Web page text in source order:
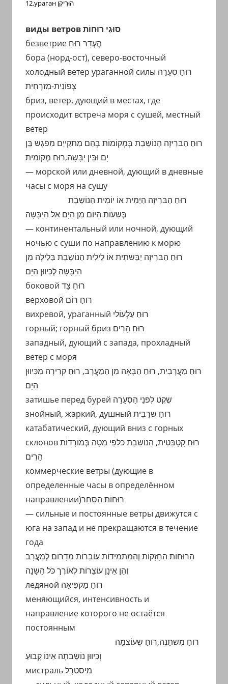
12.ураган הוּרִיקָן
виды ветров סוּגֵי רוּחוֹת
безветрие הֶעְדֵר רוּחַ
бора (норд-ост), северо-восточный
холодный ветер ураганной силы רוּחַ סְעָרָה
צְפוֹנִית-מִזרָחִית
бриз, ветер, дующий в местах, где
происходит встреча моря с сушей, местный
ветер
רוּחַ הַבּרִיזָה הַנוֹשֵבֵת בְּמְקוֹמוֹת בְּהֵם מִתקַייֵם מִפגָש בִֵּן
יָם וּבֵּין יַבָּשָה,רוּחַ מְקוֹמִית
— морской или дневной, дующий в дневные
часы с моря на сушу
בְּשַעוֹת הַיוֹם מִן הַיָם אַל הַיַבָּשָה
— континентальный или ночной, дующий
ночью с суши по направлению к морю
רוּחַ הַבּרִיזָה יַבַּשתִית אוֹ לֵילִית הַנוֹשֵבֵת בַּלַילָה מִן
הַיַבָּשָה לְכִּיווּן הַיָם
боковой רוּחַ צַד
верховой רוּחַ רוֹם
вихревой, ураганный רוּחַ עַלְעוֹלי
горный; горный бриз רוּחַ הָרִים
западный, дующий с запада, прохладный
ветер с моря
רוּחַ מַעֲרָבִית, רוּחַ הַבָּאָה מִן הַמַעֲרָב, רוּּחַ קרִירָה מִכִּיווּן
הַיָם
затишье перед бурей שֶקֶט לִפנֵי הַסְעָרָה
знойный, жаркий, душный רוּחַ שרָבִית
катабатический, дующий вниз с горных
склонов רוּחַ קָטָבַּטִית, הַנוֹשֵבֵת כּלַפֵּי מַטָה בְּמוֹרָדוֹת
הַרִים
коммерческие ветры (дующие в
определенные часы в определённом
направлении)רוּחוֹת הַסַחַר
— сильные и постоянные ветры движутся с
юга на запад и не прекращаются в течение
года
הַרוּחוֹת הַחָזָקוֹת וְהַמַתמִידוֹת עוֹבֵרוֹת מִדָרוֹם לְמַעֲרָב
וְהֵן אֵינָן עוֹצֵרוֹת לְאוֹרֶך כֹּל הַשָנָה
ледяной רוּחַ מַקפִּיאָה
меняющийся, интенсивность и
направление которого не остаётся
постоянным
וְכִּיווּן נוֹשֵבתָה אֵינוֹ קָבוּעַ
мистраль מִיסטרָל